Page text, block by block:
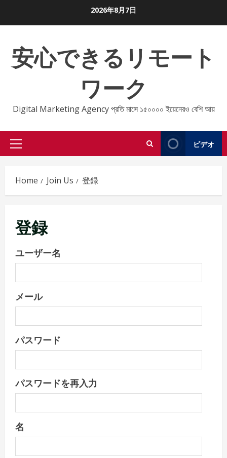
2026年8月7日
安心できるリモート
ワーク
Digital Marketing Agency প্রতি মাসে ১৫০০০০ ইয়েনেরও বেশি আয়
Primary
ビデオ
Home Join Us 登録
登録
ユーザー名
メール
パスワード
パスワードを再入力
名